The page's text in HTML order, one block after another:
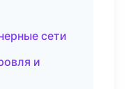
сети
и